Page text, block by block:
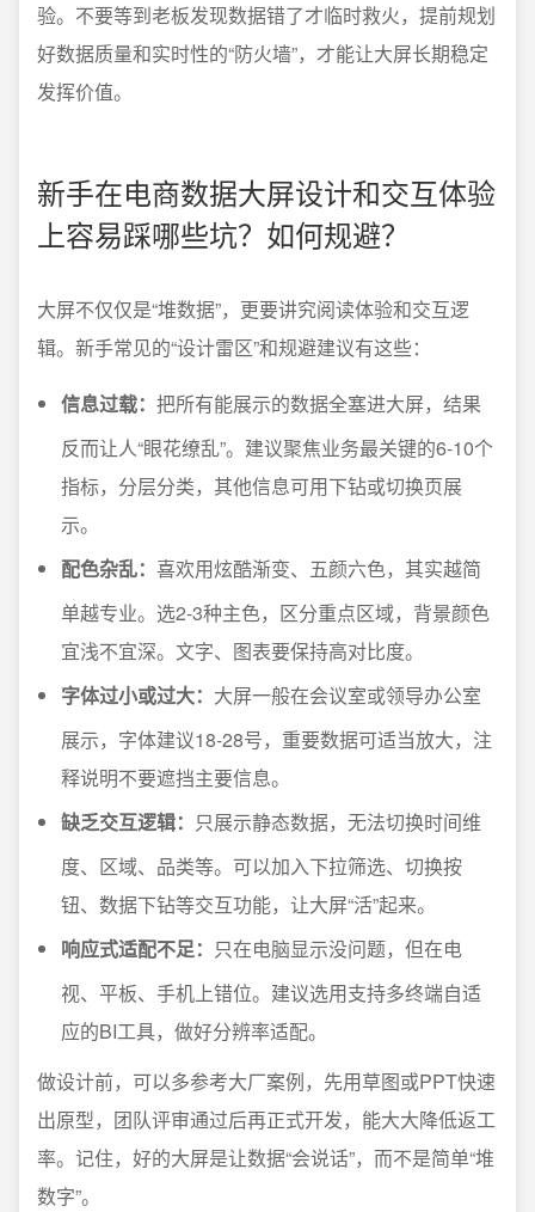
验。不要等到老板发现数据错了才临时救火，提前规划
好数据质量和实时性的“防火墙”，才能让大屏长期稳定
发挥价值。
新手在电商数据大屏设计和交互体验
上容易踩哪些坑？如何规避？
大屏不仅仅是“堆数据”，更要讲究阅读体验和交互逻
辑。新手常见的“设计雷区”和规避建议有这些：
信息过载： 把所有能展示的数据全塞进大屏，结果
反而让人“眼花缭乱”。建议聚焦业务最关键的6-10个
指标，分层分类，其他信息可用下钻或切换页展
示。
配色杂乱： 喜欢用炫酷渐变、五颜六色，其实越简
单越专业。选2-3种主色，区分重点区域，背景颜色
宜浅不宜深。文字、图表要保持高对比度。
字体过小或过大： 大屏一般在会议室或领导办公室
展示，字体建议18-28号，重要数据可适当放大，注
释说明不要遮挡主要信息。
缺乏交互逻辑： 只展示静态数据，无法切换时间维
度、区域、品类等。可以加入下拉筛选、切换按
钮、数据下钻等交互功能，让大屏“活”起来。
响应式适配不足： 只在电脑显示没问题，但在电
视、平板、手机上错位。建议选用支持多终端自适
应的BI工具，做好分辨率适配。
做设计前，可以多参考大厂案例，先用草图或PPT快速
出原型，团队评审通过后再正式开发，能大大降低返工
率。记住，好的大屏是让数据“会说话”，而不是简单“堆
数字”。